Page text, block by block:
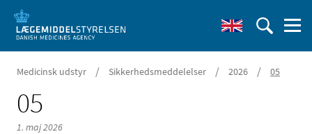
Medicinsk udstyr / Sikkerhedsmeddelelser / 2026 / 05
05
1. maj 2026